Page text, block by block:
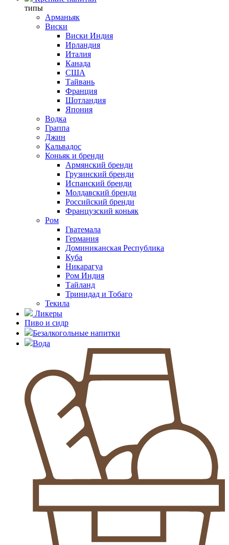
типы
Арманьяк
Виски
Виски Индия
Ирландия
Италия
Канада
США
Тайвань
Франция
Шотландия
Япония
Водка
Граппа
Джин
Кальвадос
Коньяк и бренди
Армянский бренди
Грузинский бренди
Испанский бренди
Молдавский бренди
Российский бренди
Французский коньяк
Ром
Гватемала
Германия
Доминиканская Республика
Куба
Никарагуа
Ром Индия
Тайланд
Тринидад и Тобаго
Текила
Ликеры
Пиво и сидр
Безалкогольные напитки
Вода